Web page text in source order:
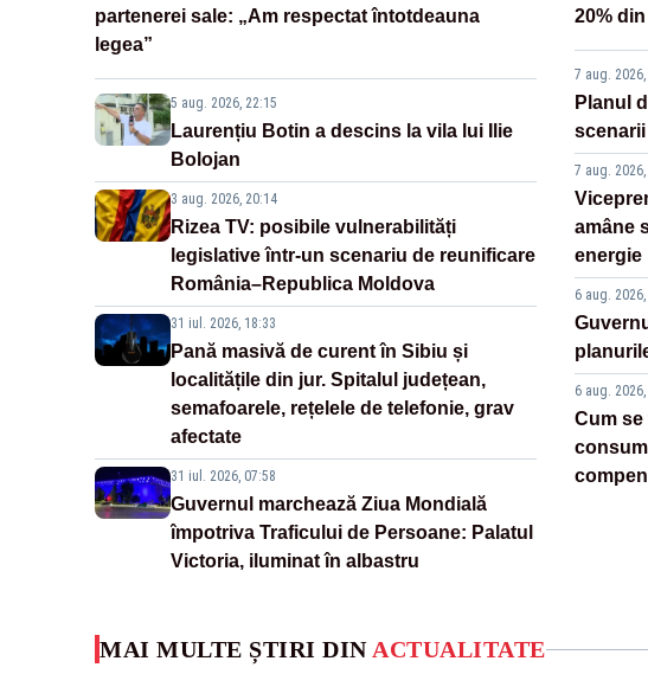
partenerei sale: „Am respectat întotdeauna
legea”
5 aug. 2026, 22:15
Laurențiu Botin a descins la vila lui Ilie
Bolojan
3 aug. 2026, 20:14
Rizea TV: posibile vulnerabilități
legislative într-un scenariu de reunificare
România–Republica Moldova
31 iul. 2026, 18:33
Pană masivă de curent în Sibiu și
localitățile din jur. Spitalul județean,
semafoarele, rețelele de telefonie, grav
afectate
31 iul. 2026, 07:58
Guvernul marchează Ziua Mondială
împotriva Traficului de Persoane: Palatul
Victoria, iluminat în albastru
20%
7 aug.
Planul
7 aug. 2026,
amâne
energie
6 aug.
6 aug.
Cum
MAI MULTE ȘTIRI DIN ACTUALITATE